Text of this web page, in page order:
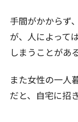
手間がかからず
が、人によって
しまうことがあ
また女性の一人
だと、自宅に招